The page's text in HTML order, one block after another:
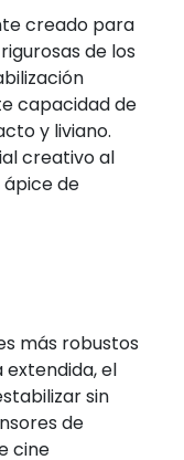
creado para
de los
capacidad de
y liviano.
creativo al
de
más robustos
el
sin
de
cine